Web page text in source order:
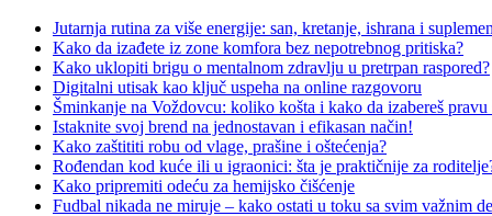
Jutarnja rutina za više energije: san, kretanje, ishrana i
Kako da izađete iz zone komfora bez nepotrebnog pritiska?
Kako uklopiti brigu o mentalnom zdravlju u pretrpan raspored?
Digitalni utisak kao ključ uspeha na online razgovoru
Šminkanje na Voždovcu: koliko košta i kako da izabereš
Istaknite svoj brend na jednostavan i efikasan način!
Kako zaštititi robu od vlage, prašine i oštećenja?
Rođendan kod kuće ili u igraonici: šta je praktičnije za
Kako pripremiti odeću za hemijsko čišćenje
Fudbal nikada ne miruje – kako ostati u toku sa svim važnim